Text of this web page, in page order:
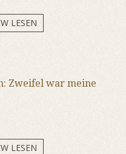
LESEN
Zweifel war meine
LESEN